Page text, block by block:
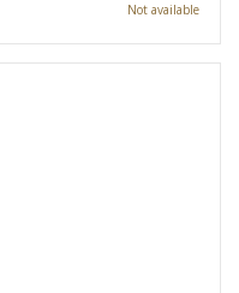
Not available